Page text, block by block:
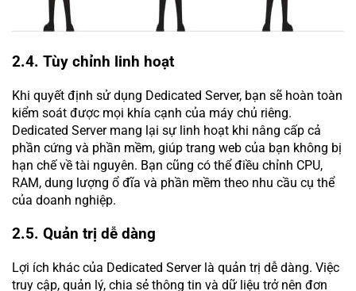
2.4. Tùy chỉnh linh hoạt
Khi quyết định sử dụng Dedicated Server, bạn sẽ hoàn toàn
kiểm soát được mọi khía cạnh của máy chủ riêng.
Dedicated Server mang lại sự linh hoạt khi nâng cấp cả
phần cứng và phần mềm, giúp trang web của bạn không bị
hạn chế về tài nguyên. Bạn cũng có thể điều chỉnh CPU,
RAM, dung lượng ổ đĩa và phần mềm theo nhu cầu cụ thể
của doanh nghiệp.
2.5. Quản trị dễ dàng
Lợi ích khác của Dedicated Server là quản trị dễ dàng. Việc
truy cập, quản lý, chia sẻ thông tin và dữ liệu trở nên đơn